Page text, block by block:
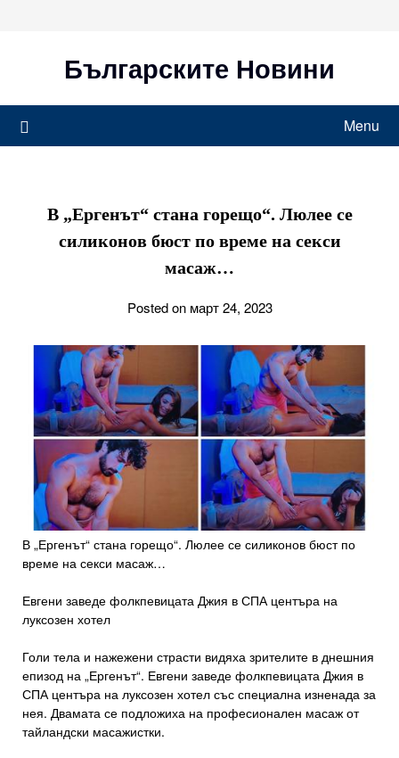
Българските Новини
Menu
В „Ергенът“ стана горещо“. Люлее се
силиконов бюст по време на секси
масаж…
Posted on март 24, 2023
В „Ергенът“ стана горещо“. Люлее се силиконов бюст по
време на секси масаж…
Евгени заведе фолкпевицата Джия в СПА центъра на
луксозен хотел
Голи тела и нажежени страсти видяха зрителите в днешния
епизод на „Ергенът“. Евгени заведе фолкпевицата Джия в
СПА центъра на луксозен хотел със специална изненада за
нея. Двамата се подложиха на професионален масаж от
тайландски масажистки.